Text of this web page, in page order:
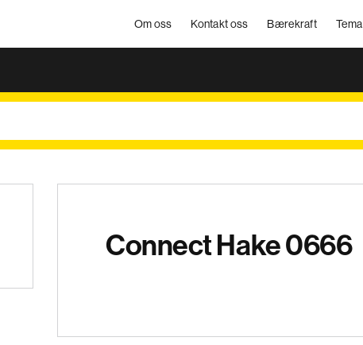
Om oss Kontakt oss Bærekraft Tema
Connect Hake 0666